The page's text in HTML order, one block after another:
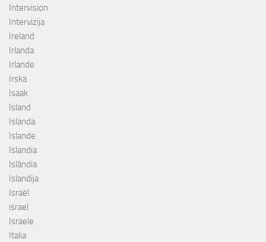
Intervision
Intervizija
Ireland
Irlanda
Irlande
Irska
Isaak
Island
Islanda
Islande
Islandia
Islândia
Islandija
Israël
israel
Israele
Italia